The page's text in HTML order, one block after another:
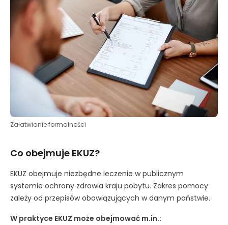
Załatwianie formalności
Co obejmuje EKUZ?
EKUZ obejmuje niezbędne leczenie w publicznym
systemie ochrony zdrowia kraju pobytu. Zakres pomocy
zależy od przepisów obowiązujących w danym państwie.
W praktyce EKUZ może obejmować m.in.: